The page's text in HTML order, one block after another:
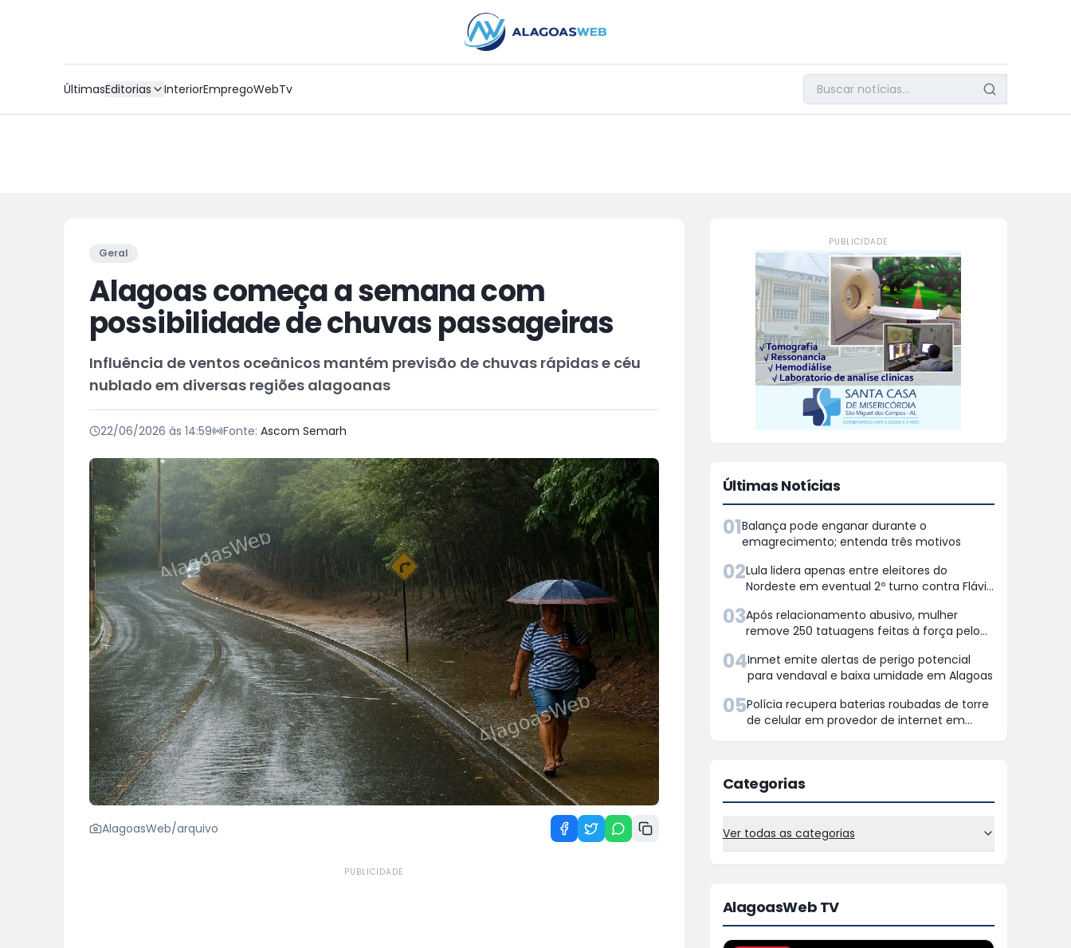
ÚltimasEditorias InteriorEmpregoWebTv
PUBLICIDADE
Geral
Alagoas começa a semana com
possibilidade de chuvas passageiras
Influência de ventos oceânicos mantém previsão de chuvas rápidas e céu
nublado em diversas regiões alagoanas
22/06/2026 às 14:59 Fonte: Ascom Semarh
AlagoasWeb/arquivo
PUBLICIDADE
PUBLICIDADE
Últimas Notícias
01Balança pode enganar durante o
emagrecimento; entenda três motivos
02Lula lidera apenas entre eleitores do
Nordeste em eventual 2º turno contra Flávio
03Após relacionamento abusivo, mulher
remove 250 tatuagens feitas à força pelo
04Inmet emite alertas de perigo potencial
para vendaval e baixa umidade em Alagoas
05Polícia recupera baterias roubadas de torre
de celular em provedor de internet em
Categorias
Ver todas as categorias
AlagoasWeb TV